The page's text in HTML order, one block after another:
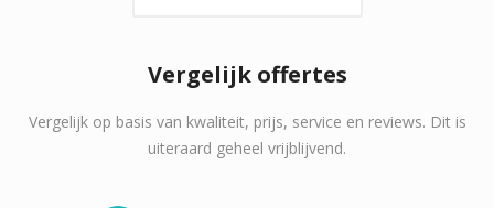
Vergelijk offertes
Vergelijk op basis van kwaliteit, prijs, service en reviews. Dit is
uiteraard geheel vrijblijvend.